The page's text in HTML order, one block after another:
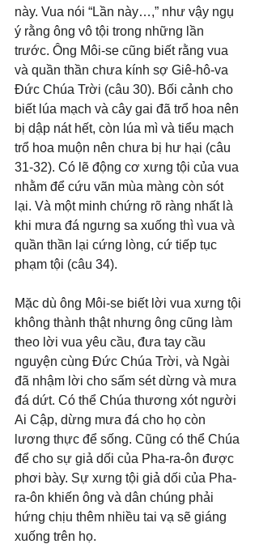
này. Vua nói “Lần này…,” như vậy ngụ
ý rằng ông vô tội trong những lần
trước. Ông Môi-se cũng biết rằng vua
và quần thần chưa kính sợ Giê-hô-va
Đức Chúa Trời (câu 30). Bối cảnh cho
biết lúa mạch và cây gai đã trổ hoa nên
bị dập nát hết, còn lúa mì và tiểu mạch
trổ hoa muộn nên chưa bị hư hại (câu
31-32). Có lẽ động cơ xưng tội của vua
nhằm để cứu vãn mùa màng còn sót
lại. Và một minh chứng rõ ràng nhất là
khi mưa đá ngưng sa xuống thì vua và
quần thần lại cứng lòng, cứ tiếp tục
phạm tội (câu 34).
Mặc dù ông Môi-se biết lời vua xưng tội
không thành thật nhưng ông cũng làm
theo lời vua yêu cầu, đưa tay cầu
nguyện cùng Đức Chúa Trời, và Ngài
đã nhậm lời cho sấm sét dừng và mưa
đá dứt. Có thể Chúa thương xót người
Ai Cập, dừng mưa đá cho họ còn
lương thực để sống. Cũng có thể Chúa
để cho sự giả dối của Pha-ra-ôn được
phơi bày. Sự xưng tội giả dối của Pha-
ra-ôn khiến ông và dân chúng phải
hứng chịu thêm nhiều tai vạ sẽ giáng
xuống trên họ.